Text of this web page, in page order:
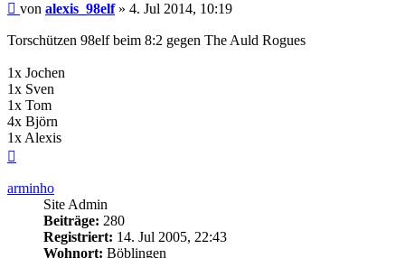
Beitrag
von alexis_98elf» 4. Jul 2014, 10:19
Torschützen 98elf beim 8:2 gegen The Auld Rogues
1x Jochen
1x Sven
1x Tom
4x Björn
1x Alexis
arminho
Site Admin
Beiträge: 280
Registriert: 14. Jul 2005, 22:43
Wohnort: Böblingen